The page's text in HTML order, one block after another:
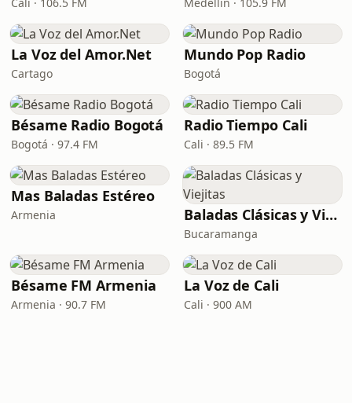
La Voz del Amor.Net
Cartago
Mundo Pop Radio
Bogotá
Bésame Radio Bogotá
Bogotá · 97.4 FM
Radio Tiempo Cali
Cali · 89.5 FM
Mas Baladas Estéreo
Armenia Baladas Clásicas y Viejitas
Bucaramanga
Bésame FM Armenia
Armenia · 90.7 FM
La Voz de Cali
Cali · 900 AM